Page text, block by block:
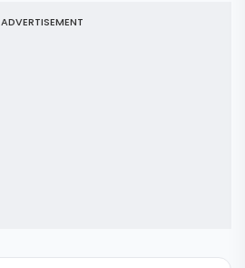
ADVERTISEMENT